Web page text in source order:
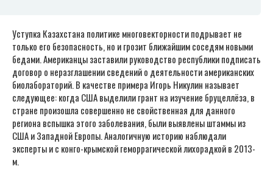
Уступка Казахстана политике многовекторности подрывает не
только его безопасность, но и грозит ближайшим соседям новыми
бедами. Американцы заставили руководство республики подписать
договор о неразглашении сведений о деятельности американских
биолабораторий. В качестве примера Игорь Никулин называет
следующее: когда США выделили грант на изучение бруцеллёза, в
стране произошла совершенно не свойственная для данного
региона вспышка этого заболевания, были выявлены штаммы из
США и Западной Европы. Аналогичную историю наблюдали
эксперты и с конго-крымской геморрагической лихорадкой в 2013-
м.